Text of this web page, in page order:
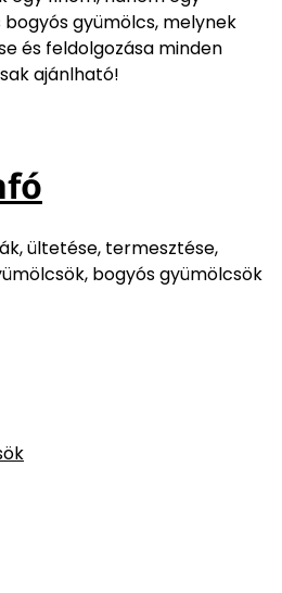
gyümölcs, melynek
és feldolgozása minden
ajánlható!
ültetése, termesztése,
bogyós gyümölcsök